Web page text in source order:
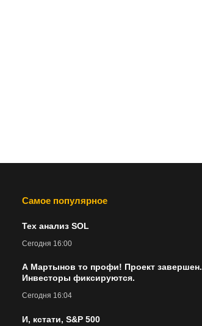
Самое популярное
Тех анализ SOL
Сегодня 16:00
А Мартынов то профи! Проект завершен.
Инвесторы фиксируются.
Сегодня 16:04
И, кстати, S&P 500